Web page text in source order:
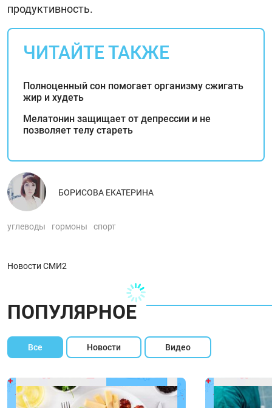
продуктивность.
ЧИТАЙТЕ ТАКЖЕ
Полноценный сон помогает организму сжигать
жир и худеть
Мелатонин защищает от депрессии и не
позволяет телу стареть
БОРИСОВА ЕКАТЕРИНА
углеводы гормоны спорт
Новости СМИ2
ПОПУЛЯРНОЕ
Все Новости Видео